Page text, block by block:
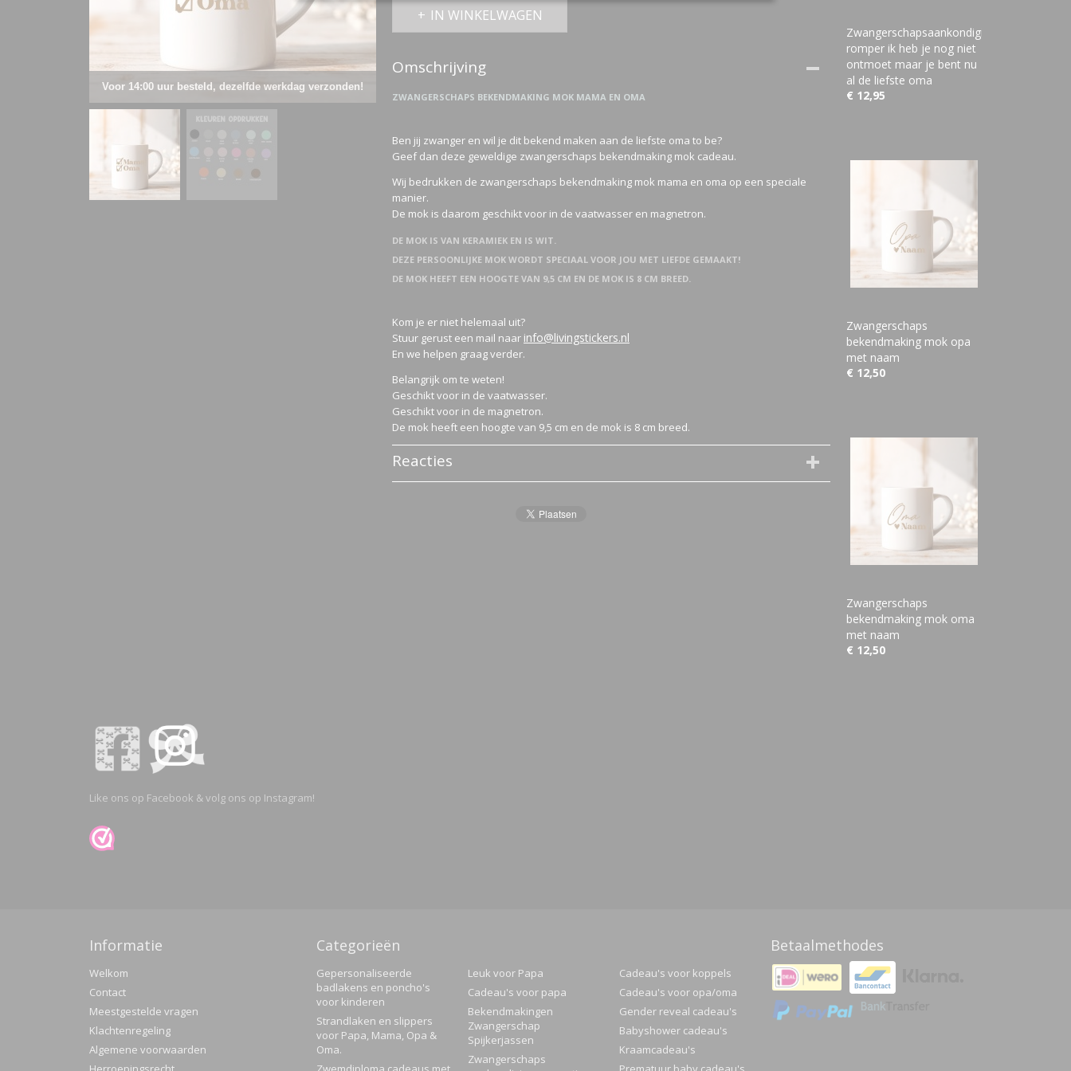
Voor 14:00 uur besteld, dezelfde werkdag verzonden!
IN WINKELWAGEN
Omschrijving
ZWANGERSCHAPS BEKENDMAKING MOK MAMA EN OMA
Ben jij zwanger en wil je dit bekend maken aan de liefste oma to be?
Geef dan deze geweldige zwangerschaps bekendmaking mok cadeau.
Wij bedrukken de zwangerschaps bekendmaking mok mama en oma op een speciale
manier.
De mok is daarom geschikt voor in de vaatwasser en magnetron.
DE MOK IS VAN KERAMIEK EN IS WIT.
DEZE PERSOONLIJKE MOK WORDT SPECIAAL VOOR JOU MET LIEFDE GEMAAKT!
DE MOK HEEFT EEN HOOGTE VAN 9,5 CM EN DE MOK IS 8 CM BREED.
Kom je er niet helemaal uit?
Stuur gerust een mail naar info@livingstickers.nl
En we helpen graag verder.
Belangrijk om te weten!
Geschikt voor in de vaatwasser.
Geschikt voor in de magnetron.
De mok heeft een hoogte van 9,5 cm en de mok is 8 cm breed.
Reacties
Zwangerschapsaankondiging
romper ik heb je nog niet
ontmoet maar je bent nu
al de liefste oma
€ 12,95
Zwangerschaps
bekendmaking mok opa
met naam
€ 12,50
Zwangerschaps
bekendmaking mok oma
met naam
€ 12,50
Like ons op Facebook & volg ons op Instagram!
Informatie
Welkom
Contact
Meestgestelde vragen
Klachtenregeling
Algemene voorwaarden
Categorieën
Gepersonaliseerde
badlakens en poncho's
voor kinderen
Strandlaken en slippers
voor Papa, Mama, Opa &
Oma.
Leuk voor Papa
Cadeau's voor papa
Bekendmakingen
Zwangerschap
Spijkerjassen
Zwangerschaps
Cadeau's voor koppels
Cadeau's voor opa/oma
Gender reveal cadeau's
Babyshower cadeau's
Kraamcadeau's
Betaalmethodes